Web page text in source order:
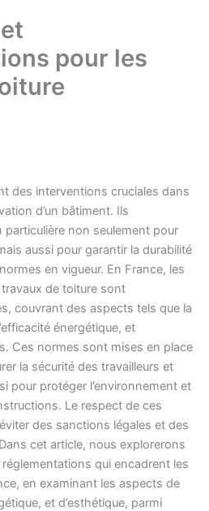
pour les
des interventions cruciales dans
d’un bâtiment. Ils
non seulement pour
aussi pour garantir la durabilité
en vigueur. En France, les
de toiture sont
couvrant des aspects tels que la
énergétique, et
Ces normes sont mises en place
la sécurité des travailleurs et
pour protéger l’environnement et
Le respect de ces
des sanctions légales et des
cet article, nous explorerons
qui encadrent les
en examinant les aspects de
et d’esthétique, parmi